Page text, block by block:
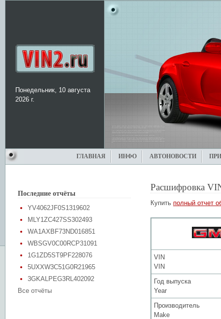
Понедельник, 10 августа
2026 г.
ГЛАВНАЯ ИНФО АВТОНОВОСТИ
Последние отчёты
YV4062JF0S1319602
MLY1ZC427SS302493
WA1AXBF73ND016851
WBSGV0C00RCP31091
1G1ZD5ST9PF228076
5UXXW3C51G0R21965
3GKALPEG3RL402092
Все отчёты
Расшифровка
Купить полный отчет
VIN
VIN
Год выпуска
Year
Производитель
Make